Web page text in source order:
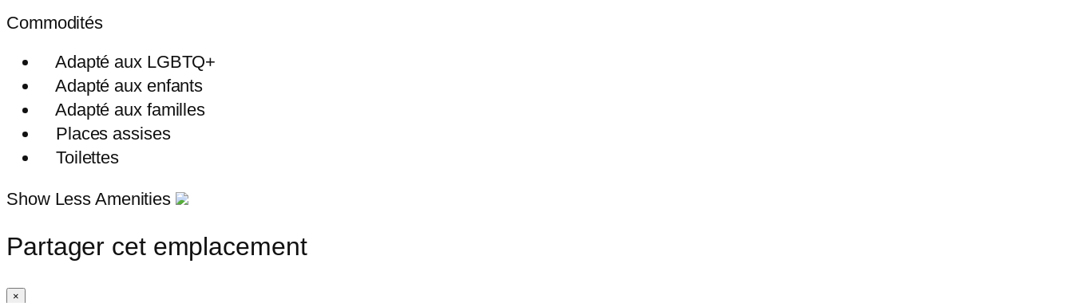
Commodités
Adapté aux LGBTQ+
Adapté aux enfants
Adapté aux familles
Places assises
Toilettes
Show Less Amenities
Partager cet emplacement
×